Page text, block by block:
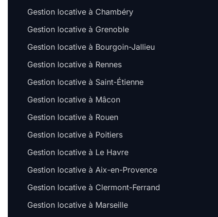
Gestion locative à Chambéry
Gestion locative à Grenoble
Gestion locative à Bourgoin-Jallieu
Gestion locative à Rennes
Gestion locative à Saint-Étienne
Gestion locative à Mâcon
Gestion locative à Rouen
Gestion locative à Poitiers
Gestion locative à Le Havre
Gestion locative à Aix-en-Provence
Gestion locative à Clermont-Ferrand
Gestion locative à Marseille